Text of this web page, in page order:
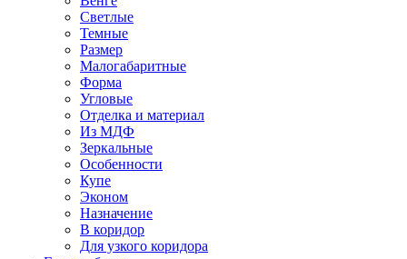
Светлые
Темные
Размер
Малогабаритные
Форма
Угловые
Отделка и материал
Из МДФ
Зеркальные
Особенности
Купе
Эконом
Назначение
В коридор
Для узкого коридора